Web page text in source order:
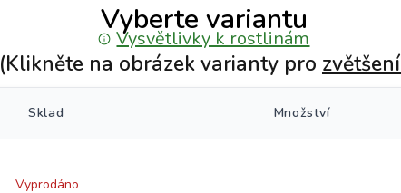
Vyberte variantu
Vysvětlivky k rostlinám
(Klikněte na obrázek varianty pro zvětšení
Sklad Množství
Vyprodáno